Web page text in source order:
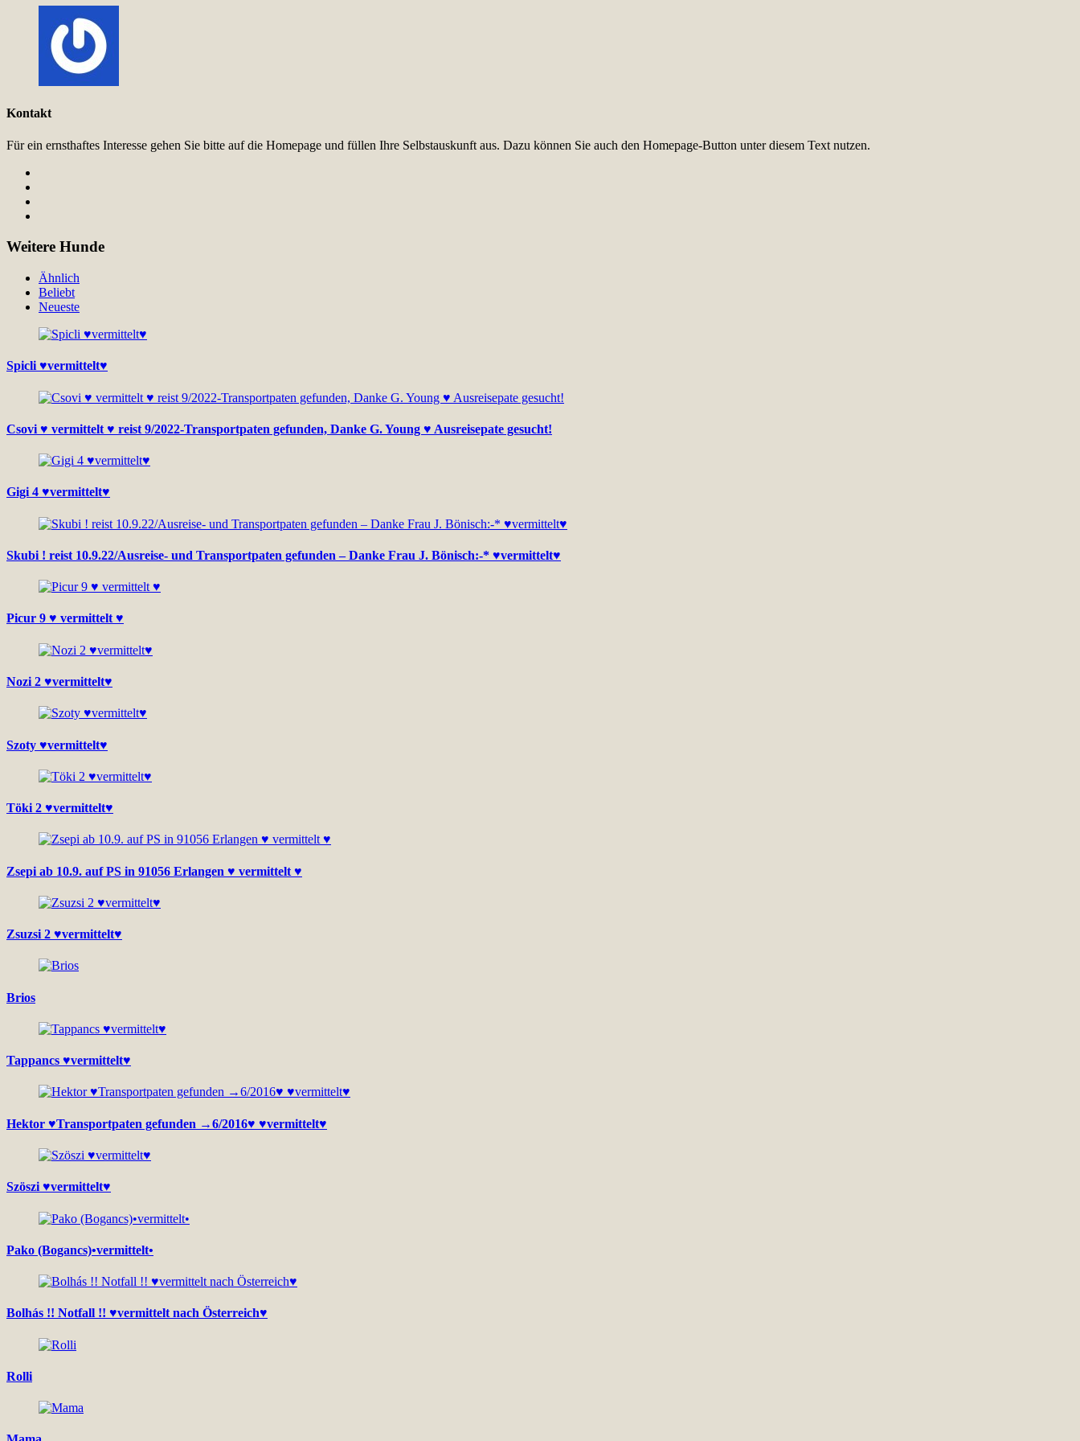
Kontakt
Für ein ernsthaftes Interesse gehen Sie bitte auf die Homepage und füllen Ihre Selbstauskunft aus. Dazu können Sie auch den Homepage-Button unter diesem Text nutzen.
Weitere Hunde
Ähnlich
Beliebt
Neueste
Spicli ♥vermittelt♥
Csovi ♥ vermittelt ♥ reist 9/2022-Transportpaten gefunden, Danke G. Young ♥ Ausreisepate gesucht!
Gigi 4 ♥vermittelt♥
Skubi ! reist 10.9.22/Ausreise- und Transportpaten gefunden – Danke Frau J. Bönisch:-* ♥vermittelt♥
Picur 9 ♥ vermittelt ♥
Nozi 2 ♥vermittelt♥
Szoty ♥vermittelt♥
Töki 2 ♥vermittelt♥
Zsepi ab 10.9. auf PS in 91056 Erlangen ♥ vermittelt ♥
Zsuzsi 2 ♥vermittelt♥
Brios
Tappancs ♥vermittelt♥
Hektor ♥Transportpaten gefunden →6/2016♥ ♥vermittelt♥
Szöszi ♥vermittelt♥
Pako (Bogancs)•vermittelt•
Bolhás !! Notfall !! ♥vermittelt nach Österreich♥
Rolli